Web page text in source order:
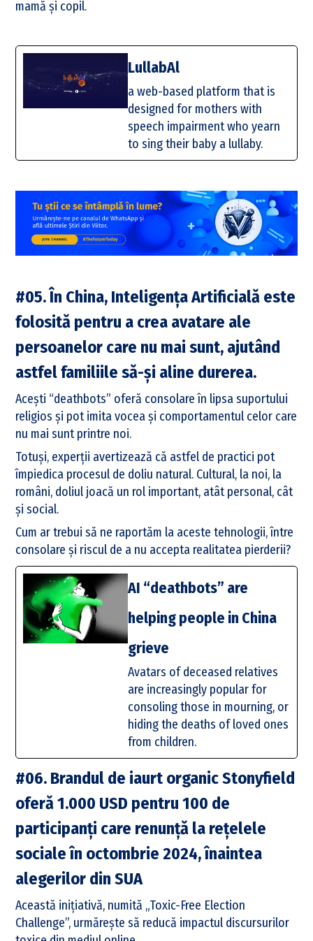
mamă și copil.
LullabAl
a web-based platform that is
designed for mothers with
speech impairment who yearn
to sing their baby a lullaby.
#05. În China, Inteligența Artificială este
folosită pentru a crea avatare ale
persoanelor care nu mai sunt, ajutând
astfel familiile să-și aline durerea.
Acești “deathbots” oferă consolare în lipsa suportului
religios și pot imita vocea și comportamentul celor care
nu mai sunt printre noi.
Totuși, experții avertizează că astfel de practici pot
împiedica procesul de doliu natural. Cultural, la noi, la
români, doliul joacă un rol important, atât personal, cât
și social.
Cum ar trebui să ne raportăm la aceste tehnologii, între
consolare și riscul de a nu accepta realitatea pierderii?
AI “deathbots” are
helping people in China
grieve
Avatars of deceased relatives
are increasingly popular for
consoling those in mourning, or
hiding the deaths of loved ones
from children.
#06. Brandul de iaurt organic Stonyfield
oferă 1.000 USD pentru 100 de
participanți care renunță la rețelele
sociale în octombrie 2024, înaintea
alegerilor din SUA
Această inițiativă, numită „Toxic-Free Election
Challenge”, urmărește să reducă impactul discursurilor